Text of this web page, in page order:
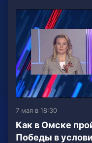
7 мая в 18:30
Как в Омске
Победы в